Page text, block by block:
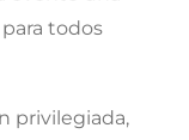
todos
privilegiada,